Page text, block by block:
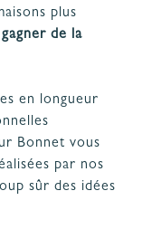
plus
gagner de la
en longueur
Bonnet vous
par nos
sûr des idées